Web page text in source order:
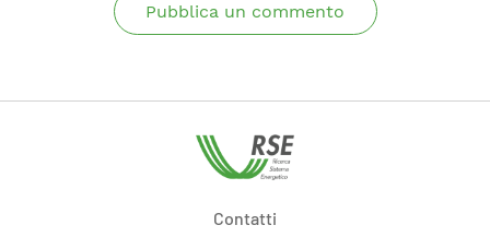
Pubblica un commento
Contatti